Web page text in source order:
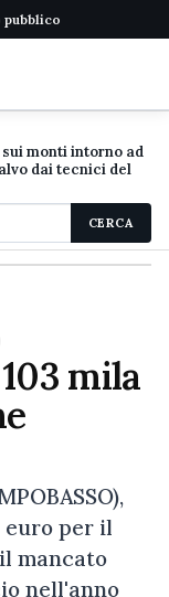
pubblico
monti intorno ad
dai tecnici del
CERCA
mila
euro per il
mancato
nell'anno